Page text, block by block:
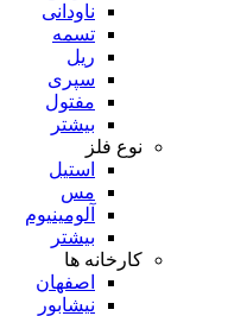
ناودانی
تسمه
ریل
سپری
مفتول
بیشتر
نوع فلز
استیل
مس
آلومینیوم
بیشتر
کارخانه ها
اصفهان
نیشابور